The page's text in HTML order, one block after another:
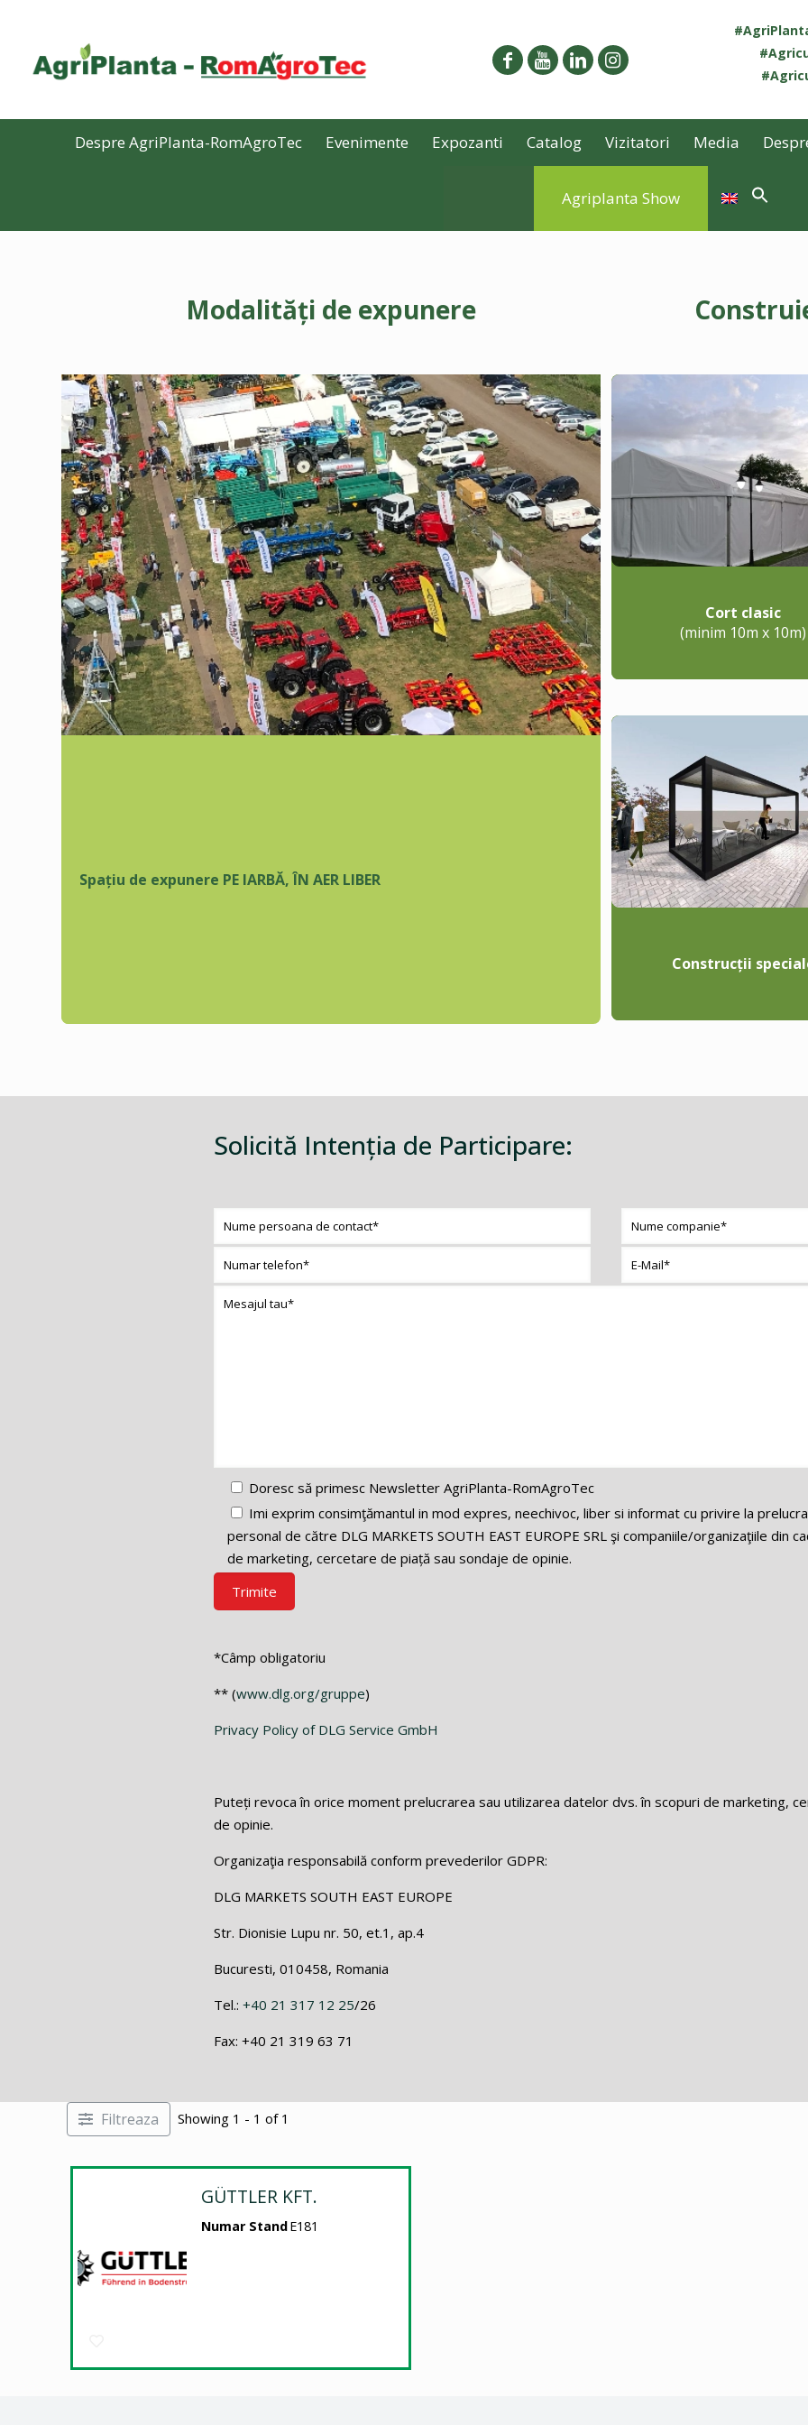
Despre AgriPlanta-RomAgroTec Evenimente Expozanti Catalog Vizitatori Media
Agriplanta Show
Modalități de expunere
Spațiu de expunere PE IARBĂ, ÎN AER LIBER
Cort clasic
(minim 10m x 10m)
Construcții
Solicită Intenţia de Participare:
Doresc să primesc Newsletter AgriPlanta-RomAgroTec
Imi exprim consimţămantul in mod expres, neechivoc, liber si informat cu privire la
personal de către DLG MARKETS SOUTH EAST EUROPE SRL şi companiile/organizaţiile din
de marketing, cercetare de piață sau sondaje de opinie.
*Câmp obligatoriu
** (www.dlg.org/gruppe)
Privacy Policy of DLG Service GmbH
Puteți revoca în orice moment prelucrarea sau utilizarea datelor dvs. în scopuri de marketing,
de opinie.
Organizaţia responsabilă conform prevederilor GDPR:
DLG MARKETS SOUTH EAST EUROPE
Str. Dionisie Lupu nr. 50, et.1, ap.4
Bucuresti, 010458, Romania
Tel.:+40 21 317 12 25/26
Fax: +40 21 319 63 71
Filtreaza Showing 1 - 1 of 1
GÜTTLER KFT.
Numar StandE181